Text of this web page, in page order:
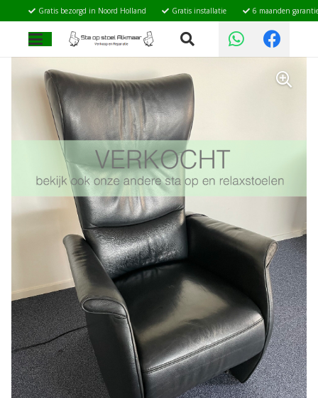
Gratis bezorgd in Noord Holland Gratis installatie 6 maanden